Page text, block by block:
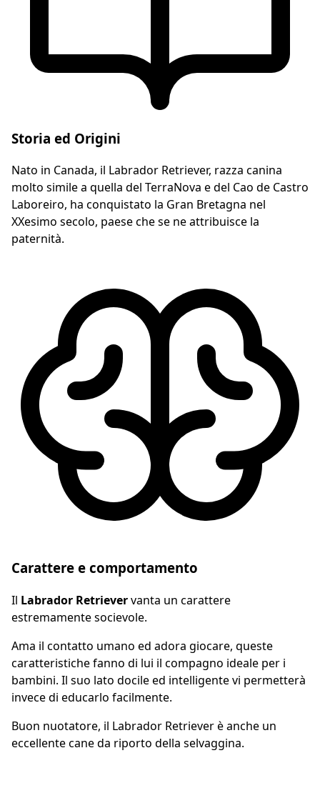
Storia ed Origini
Nato in Canada, il Labrador Retriever, razza canina
molto simile a quella del TerraNova e del Cao de Castro
Laboreiro, ha conquistato la Gran Bretagna nel
XXesimo secolo, paese che se ne attribuisce la
paternità.
Carattere e comportamento
Il Labrador Retrievervanta un carattere
estremamente socievole.
Ama il contatto umano ed adora giocare, queste
caratteristiche fanno di lui il compagno ideale per i
bambini. Il suo lato docile ed intelligente vi permetterà
invece di educarlo facilmente.
Buon nuotatore, il Labrador Retriever è anche un
eccellente cane da riporto della selvaggina.